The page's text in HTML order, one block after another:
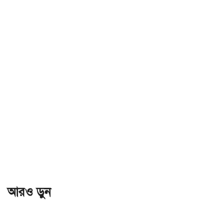
আরও ড়ুন